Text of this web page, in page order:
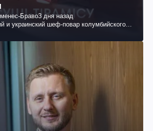
Браво3 дня назад
и украинский шеф-повар колумбийского